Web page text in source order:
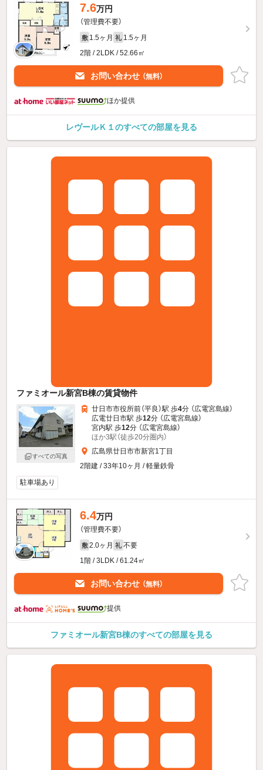
7.6万円
（管理費不要）
敷 1.5ヶ月 礼 1.5ヶ月
2階 / 2LDK / 52.66㎡
お問い合わせ （無料）
ほか提供
レヴールＫ１のすべての部屋を見る
ファミオール新宮B棟の賃貸物件
すべての写真
廿日市市役所前（平良）駅 歩4分 （広電宮島線）
広電廿日市駅 歩12分 （広電宮島線）
宮内駅 歩12分 （広電宮島線）
ほか3駅（徒歩20分圏内）
広島県廿日市市新宮1丁目
2階建 / 33年10ヶ月 / 軽量鉄骨
駐車場あり
6.4万円
（管理費不要）
敷 2.0ヶ月 礼 不要
1階 / 3LDK / 61.24㎡
お問い合わせ （無料）
提供
ファミオール新宮B棟のすべての部屋を見る